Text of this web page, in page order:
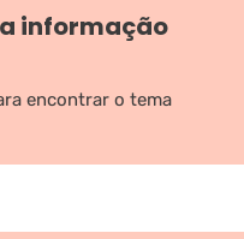
informação
encontrar o tema